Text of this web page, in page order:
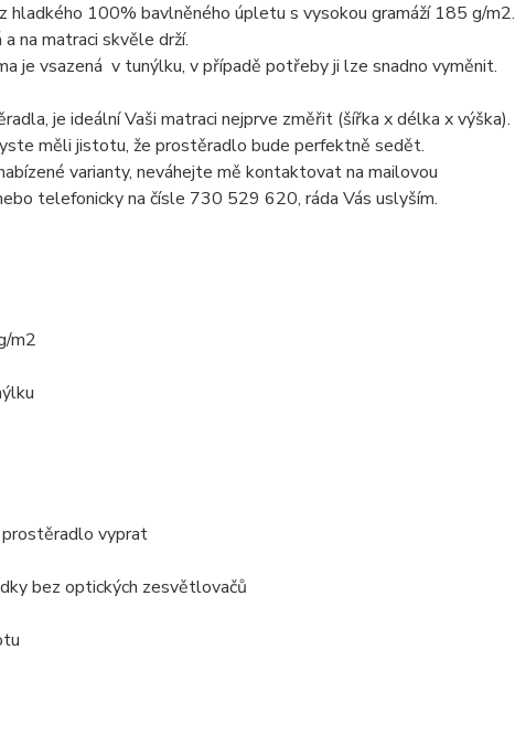
hladkého 100% bavlněného úpletu s vysokou gramáží 185 g/m2.
a na matraci skvěle drží.
je vsazená v tunýlku, v případě potřeby ji lze snadno vyměnit.
je ideální Vaši matraci nejprve změřit (šířka x délka x výška).
měli jistotu, že prostěradlo bude perfektně sedět.
varianty, neváhejte mě kontaktovat na mailovou
telefonicky na čísle 730 529 620, ráda Vás uslyším.
m2
prostěradlo vyprat
bez optických zesvětlovačů